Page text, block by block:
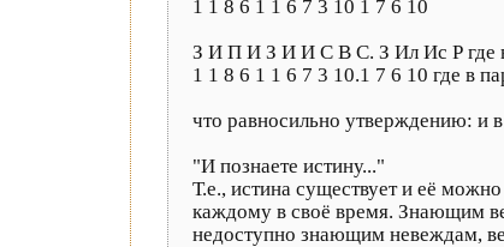
1 1 8 6 1 1 6 7 3 10 1 7 6 10
З И П И З И И С В С. З Ил Ис Р где
1 1 8 6 1 1 6 7 3 10.1 7 6 10 где в
что равносильно утверждению:
"И познаете истину..."
Т.е., истина существует и её можно
каждому в своё время. Знающим
недоступно знающим невеждам,